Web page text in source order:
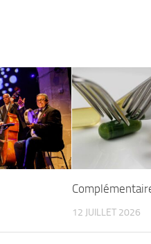
12 JUILLET 2026